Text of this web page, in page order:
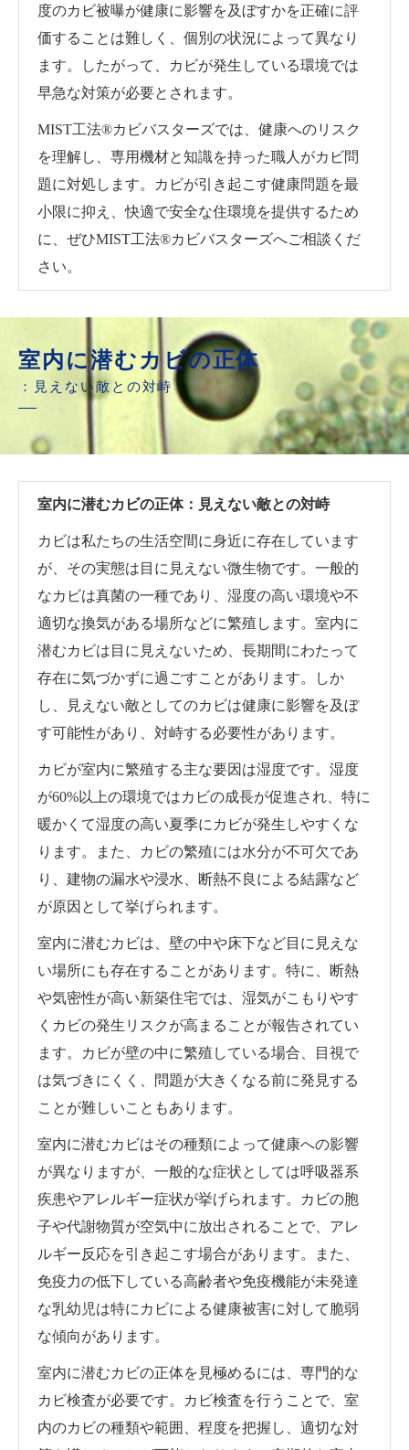
度のカビ被曝が健康に影響を及ぼすかを正確に評
価することは難しく、個別の状況によって異なり
ます。したがって、カビが発生している環境では
早急な対策が必要とされます。
MIST工法®カビバスターズでは、健康へのリスク
を理解し、専用機材と知識を持った職人がカビ問
題に対処します。カビが引き起こす健康問題を最
小限に抑え、快適で安全な住環境を提供するため
に、ぜひMIST工法®カビバスターズへご相談くだ
さい。
室内に潜むカビの正体
：見えない敵との対峙
室内に潜むカビの正体：見えない敵との対峙
カビは私たちの生活空間に身近に存在しています
が、その実態は目に見えない微生物です。一般的
なカビは真菌の一種であり、湿度の高い環境や不
適切な換気がある場所などに繁殖します。室内に
潜むカビは目に見えないため、長期間にわたって
存在に気づかずに過ごすことがあります。しか
し、見えない敵としてのカビは健康に影響を及ぼ
す可能性があり、対峙する必要性があります。
カビが室内に繁殖する主な要因は湿度です。湿度
が60%以上の環境ではカビの成長が促進され、特に
暖かくて湿度の高い夏季にカビが発生しやすくな
ります。また、カビの繁殖には水分が不可欠であ
り、建物の漏水や浸水、断熱不良による結露など
が原因として挙げられます。
室内に潜むカビは、壁の中や床下など目に見えな
い場所にも存在することがあります。特に、断熱
や気密性が高い新築住宅では、湿気がこもりやす
くカビの発生リスクが高まることが報告されてい
ます。カビが壁の中に繁殖している場合、目視で
は気づきにくく、問題が大きくなる前に発見する
ことが難しいこともあります。
室内に潜むカビはその種類によって健康への影響
が異なりますが、一般的な症状としては呼吸器系
疾患やアレルギー症状が挙げられます。カビの胞
子や代謝物質が空気中に放出されることで、アレ
ルギー反応を引き起こす場合があります。また、
免疫力の低下している高齢者や免疫機能が未発達
な乳幼児は特にカビによる健康被害に対して脆弱
な傾向があります。
室内に潜むカビの正体を見極めるには、専門的な
カビ検査が必要です。カビ検査を行うことで、室
内のカビの種類や範囲、程度を把握し、適切な対